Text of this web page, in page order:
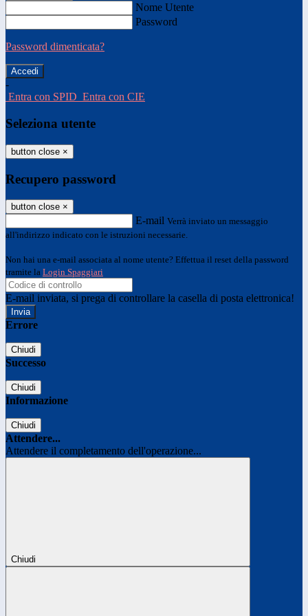
Nome Utente
Password
Password dimenticata?
-
Entra con SPID Entra con CIE
Seleziona utente
button close ×
Recupero password
button close ×
E-mail Verrà inviato un messaggio
all'indirizzo indicato con le istruzioni necessarie.
Non hai una e-mail associata al nome utente? Effettua il reset della password
tramite la Login Spaggiari
E-mail inviata, si prega di controllare la casella di posta elettronica!
Errore
Chiudi
Successo
Chiudi
Informazione
Chiudi
Attendere...
Attendere il completamento dell'operazione...
Chiudi